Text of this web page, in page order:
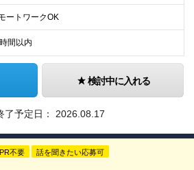
ートワークOK
間以内
検討中に入れる
了予定日： 2026.08.17
不要 話を聞きたい応募可